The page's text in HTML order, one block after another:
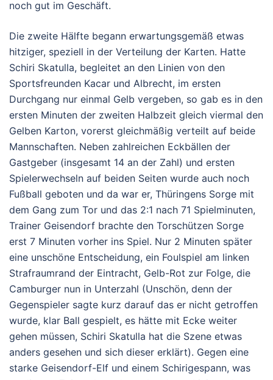
noch gut im Geschäft.
Die zweite Hälfte begann erwartungsgemäß etwas
hitziger, speziell in der Verteilung der Karten. Hatte
Schiri Skatulla, begleitet an den Linien von den
Sportsfreunden Kacar und Albrecht, im ersten
Durchgang nur einmal Gelb vergeben, so gab es in den
ersten Minuten der zweiten Halbzeit gleich viermal den
Gelben Karton, vorerst gleichmäßig verteilt auf beide
Mannschaften. Neben zahlreichen Eckbällen der
Gastgeber (insgesamt 14 an der Zahl) und ersten
Spielerwechseln auf beiden Seiten wurde auch noch
Fußball geboten und da war er, Thüringens Sorge mit
dem Gang zum Tor und das 2:1 nach 71 Spielminuten,
Trainer Geisendorf brachte den Torschützen Sorge
erst 7 Minuten vorher ins Spiel. Nur 2 Minuten später
eine unschöne Entscheidung, ein Foulspiel am linken
Strafraumrand der Eintracht, Gelb-Rot zur Folge, die
Camburger nun in Unterzahl (Unschön, denn der
Gegenspieler sagte kurz darauf das er nicht getroffen
wurde, klar Ball gespielt, es hätte mit Ecke weiter
gehen müssen, Schiri Skatulla hat die Szene etwas
anders gesehen und sich dieser erklärt). Gegen eine
starke Geisendorf-Elf und einem Schirigespann, was